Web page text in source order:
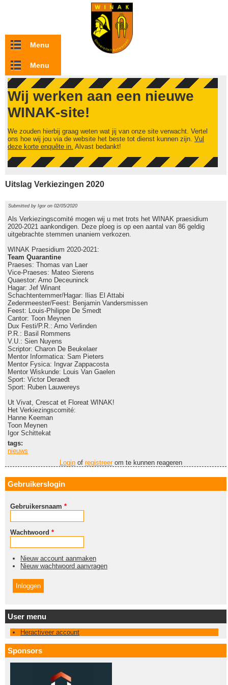
Overslaan en naar de inhoud gaan
Menu
Menu
Wij werken aan een nieuwe
WINAK-site!
We zouden hierbij graag weten wat jij van onze site verwacht. Vertel
ons hoe wij jou via de website het beste tot dienst kunnen zijn. Vul
deze korte enquête in. Alvast bedankt!
Uitslag Verkiezingen 2020
Submitted by Igoron 02/05/2020
Als Verkiezingscomité mogen wij u met trots het WINAK praesidium
2020-2021 aankondigen. Deze ploeg is op een aantal van 86 geldig
uitgebrachte stemmen unaniem verkozen.
WINAK Praesidium 2020-2021:
Team Quarantine
Praeses: Thomas van Laer
Vice-Praeses: Mateo Sierens
Quaestor: Arno Deceuninck
Hagar: Jef Winant
Schachtentemmer/Hagar: Ilias El Attabi
Zedenmeester/Feest: Benjamin Vandersmissen
Feest: Louis-Philippe De Smedt
Cantor: Toon Meynen
Dux Festi/P.R.: Arno Verlinden
P.R.: Basil Rommens
V.U.: Sien Nuyens
Scriptor: Charon De Beukelaer
Mentor Informatica: Sam Pieters
Mentor Fysica: Ingvar Zappacosta
Mentor Wiskunde: Louis Van Gaelen
Sport: Victor Deraedt
Sport: Ruben Lauwereys
Ut Vivat, Crescat et Floreat WINAK!
Het Verkiezingscomité:
Hanne Keeman
Toon Meynen
Igor Schittekat
tags:
nieuws
Login of registreerom te kunnen reageren
Gebruikerslogin
Gebruikersnaam *
Wachtwoord *
Nieuw account aanmaken
Nieuw wachtwoord aanvragen
User menu
Heractiveer account
Sponsors